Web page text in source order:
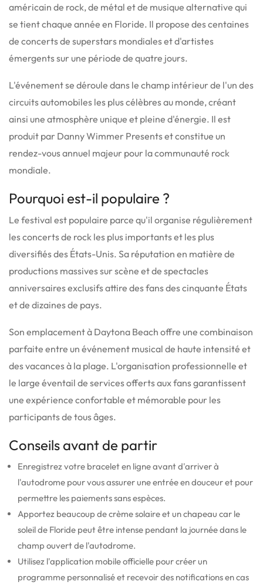
américain de rock, de métal et de musique alternative qui
se tient chaque année en Floride. Il propose des centaines
de concerts de superstars mondiales et d'artistes
émergents sur une période de quatre jours.
L'événement se déroule dans le champ intérieur de l'un des
circuits automobiles les plus célèbres au monde, créant
ainsi une atmosphère unique et pleine d'énergie. Il est
produit par Danny Wimmer Presents et constitue un
rendez-vous annuel majeur pour la communauté rock
mondiale.
Pourquoi est-il populaire ?
Le festival est populaire parce qu'il organise régulièrement
les concerts de rock les plus importants et les plus
diversifiés des États-Unis. Sa réputation en matière de
productions massives sur scène et de spectacles
anniversaires exclusifs attire des fans des cinquante États
et de dizaines de pays.
Son emplacement à Daytona Beach offre une combinaison
parfaite entre un événement musical de haute intensité et
des vacances à la plage. L'organisation professionnelle et
le large éventail de services offerts aux fans garantissent
une expérience confortable et mémorable pour les
participants de tous âges.
Conseils avant de partir
Enregistrez votre bracelet en ligne avant d'arriver à
l'autodrome pour vous assurer une entrée en douceur et pour
permettre les paiements sans espèces.
Apportez beaucoup de crème solaire et un chapeau car le
soleil de Floride peut être intense pendant la journée dans le
champ ouvert de l'autodrome.
Utilisez l'application mobile officielle pour créer un
programme personnalisé et recevoir des notifications en cas